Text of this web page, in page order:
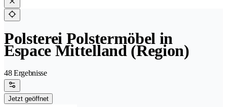
Polsterei Polstermöbel in
Espace Mittelland (Region)
48 Ergebnisse
Jetzt geöffnet